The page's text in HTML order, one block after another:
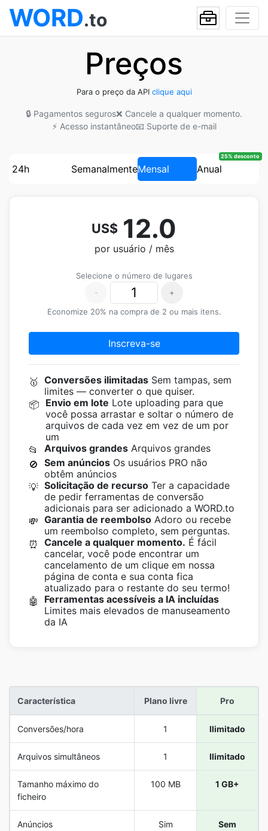
WORD.to
Preços
Para o preço da API clique aqui
🔒 Pagamentos seguros❌ Cancele a qualquer momento.
⚡ Acesso instantâneo📧 Suporte de e-mail
24h SemanalmenteMensal Anual
25% desconto
US$ 12.0
por usuário / mês
Selecione o número de lugares
-
+
Economize 20% na compra de 2 ou mais itens.
Inscreva-se
🥇 Conversões ilimitadas Sem tampas, sem
limites — converter o que quiser.
📦 Envio em lote Lote uploading para que
você possa arrastar e soltar o número de
arquivos de cada vez em vez de um por
um
📂
Arquivos grandes Arquivos grandes
🚫 Sem anúncios Os usuários PRO não
obtêm anúncios
💡 Solicitação de recurso Ter a capacidade
de pedir ferramentas de conversão
adicionais para ser adicionado a WORD.to
💸 Garantia de reembolso Adoro ou recebe
um reembolso completo, sem perguntas.
⏰
Cancele a qualquer momento. É fácil
cancelar, você pode encontrar um
cancelamento de um clique em nossa
página de conta e sua conta fica
atualizado para o restante do seu termo!
🤖
Ferramentas acessíveis a IA incluídas
Limites mais elevados de manuseamento
da IA
Característica Plano livre Pro
Conversões/hora 1 Ilimitado
Arquivos simultâneos 1 Ilimitado
Tamanho máximo do
ficheiro
100 MB 1 GB+
Anúncios Sim
Sem